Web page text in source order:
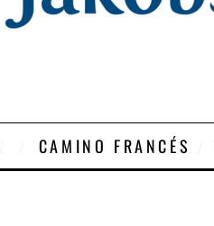
CAMINO FRANCÉS